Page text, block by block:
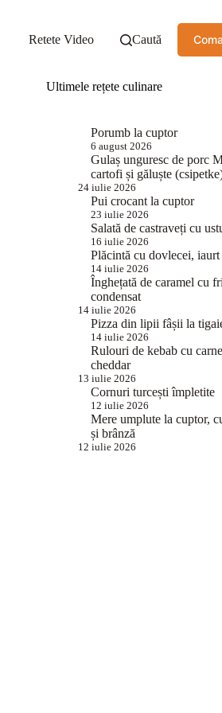
Retete Video Caută
Ultimele rețete culinare
Porumb la cuptor
6 august 2026
Gulaș unguresc de porc
cartofi și găluște
24 iulie 2026
Pui crocant la cuptor
23 iulie 2026
Salată de castraveți cu
16 iulie 2026
Plăcintă cu dovlecei, iaurt
14 iulie 2026
Înghețată de caramel cu
condensat
14 iulie 2026
Pizza din lipii fâșii la
14 iulie 2026
Rulouri de kebab cu
cheddar
13 iulie 2026
Cornuri turcești împletite
12 iulie 2026
Mere umplute la cuptor,
și brânză
12 iulie 2026